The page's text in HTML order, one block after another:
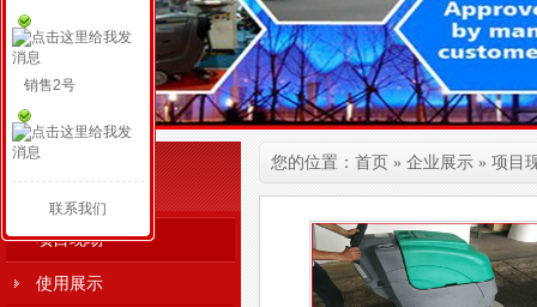
企业展示
项目现场
使用展示
您的位置： 首页 » 企业展示 » 项目
销售2号
联系我们